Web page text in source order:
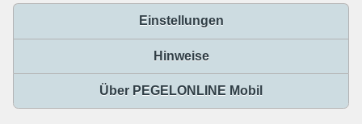
Einstellungen
Hinweise
Über PEGELONLINE Mobil